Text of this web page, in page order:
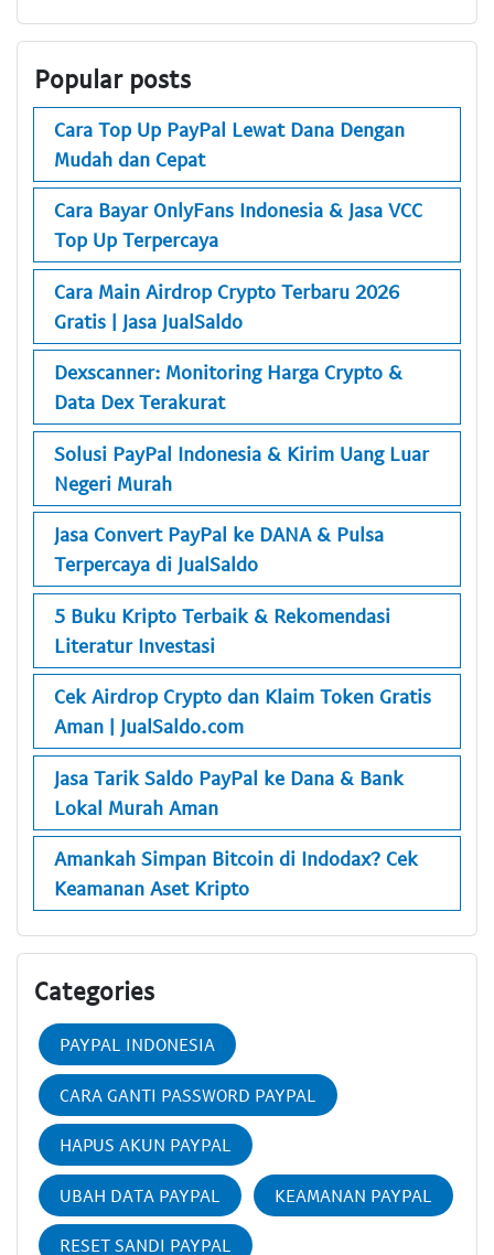
Popular posts
Cara Top Up PayPal Lewat Dana Dengan
Mudah dan Cepat
Cara Bayar OnlyFans Indonesia & Jasa VCC
Top Up Terpercaya
Cara Main Airdrop Crypto Terbaru 2026
Gratis | Jasa JualSaldo
Dexscanner: Monitoring Harga Crypto &
Data Dex Terakurat
Solusi PayPal Indonesia & Kirim Uang Luar
Negeri Murah
Jasa Convert PayPal ke DANA & Pulsa
Terpercaya di JualSaldo
5 Buku Kripto Terbaik & Rekomendasi
Literatur Investasi
Cek Airdrop Crypto dan Klaim Token Gratis
Aman | JualSaldo.com
Jasa Tarik Saldo PayPal ke Dana & Bank
Lokal Murah Aman
Amankah Simpan Bitcoin di Indodax? Cek
Keamanan Aset Kripto
Categories
PAYPAL INDONESIA
CARA GANTI PASSWORD PAYPAL
HAPUS AKUN PAYPAL
UBAH DATA PAYPAL KEAMANAN PAYPAL
RESET SANDI PAYPAL